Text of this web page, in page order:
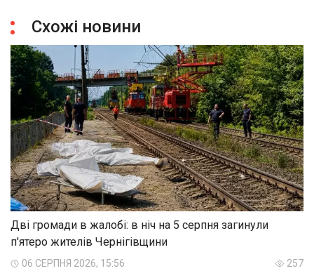
Схожі новини
Дві громади в жалобі: в ніч на 5 серпня загинули
п'ятеро жителів Чернігівщини
06 СЕРПНЯ 2026, 15:56 257